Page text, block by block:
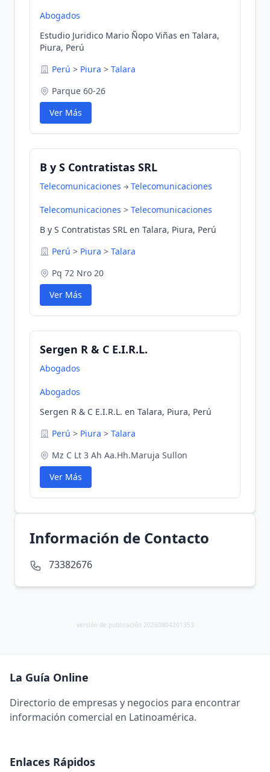
Abogados
Estudio Juridico Mario Ñopo Viñas en Talara,
Piura, Perú
Perú > Piura > Talara
Parque 60-26
Ver Más
B y S Contratistas SRL
Telecomunicaciones Telecomunicaciones
Telecomunicaciones > Telecomunicaciones
B y S Contratistas SRL en Talara, Piura, Perú
Perú > Piura > Talara
Pq 72 Nro 20
Ver Más
Sergen R & C E.I.R.L.
Abogados
Abogados
Sergen R & C E.I.R.L. en Talara, Piura, Perú
Perú > Piura > Talara
Mz C Lt 3 Ah Aa.Hh.Maruja Sullon
Ver Más
Información de Contacto
73382676
versión de publicación 20260804201353
La Guía Online
Directorio de empresas y negocios para encontrar
información comercial en Latinoamérica.
Enlaces Rápidos